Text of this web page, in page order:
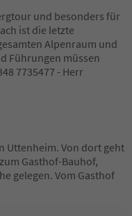
und besonders für
ist die letzte
Alpenraum und
Führungen müssen
7735477 - Herr
Uttenheim. Von dort geht
Gasthof-Bauhof,
gelegen. Vom Gasthof